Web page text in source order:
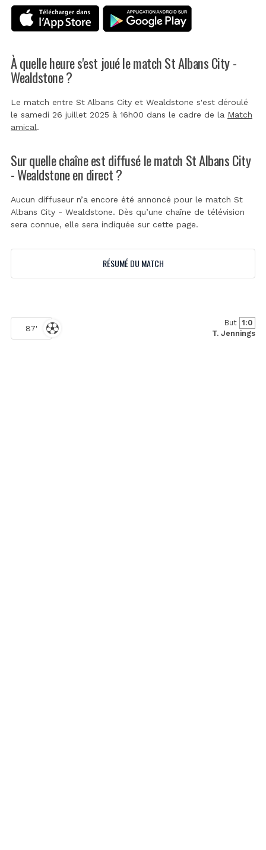
À quelle heure s'est joué le match St Albans City -
Wealdstone ?
Le match entre St Albans City et Wealdstone s'est déroulé
le samedi 26 juillet 2025 à 16h00 dans le cadre de la Match
amical.
Sur quelle chaîne est diffusé le match St Albans City
- Wealdstone en direct ?
Aucun diffuseur n’a encore été annoncé pour le match St
Albans City - Wealdstone. Dès qu’une chaîne de télévision
sera connue, elle sera indiquée sur cette page.
RÉSUMÉ DU MATCH
87'
But 1:0
T. Jennings